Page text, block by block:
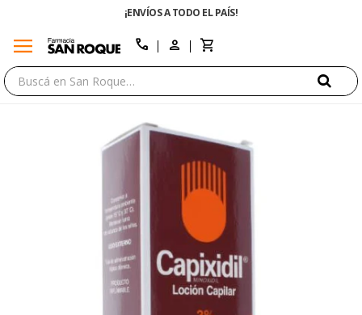
¡ENVÍOS A TODO EL PAÍS!
menu call
close